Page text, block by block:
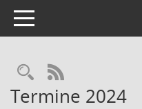
Toggle navigation
RSS-Feed
Termine 2024